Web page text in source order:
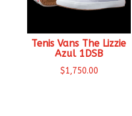
Tenis Vans The Lizzie
Azul 1DSB
$1,750.00